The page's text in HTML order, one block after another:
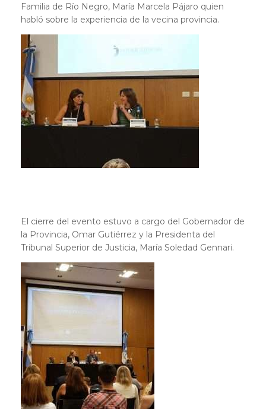
Familia de Río Negro, María Marcela Pájaro quien
habló sobre la experiencia de la vecina provincia.
El cierre del evento estuvo a cargo del Gobernador de
la Provincia, Omar Gutiérrez y la Presidenta del
Tribunal Superior de Justicia, María Soledad Gennari.